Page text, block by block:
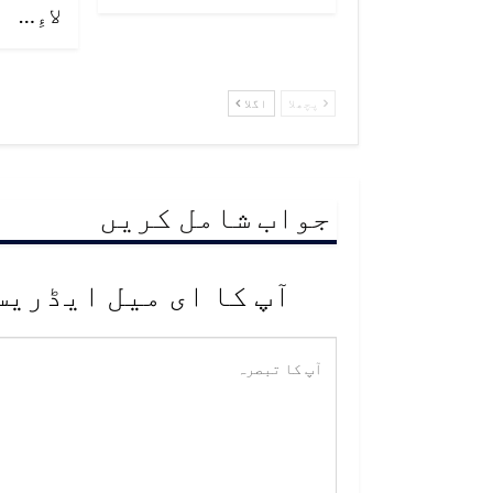
لاءِ…
پچھلا اگلا
جواب شامل کریں
آپ کا ای میل